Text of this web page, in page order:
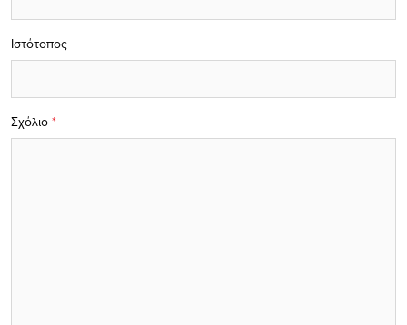
Σχόλιο *
Ιστότοπος